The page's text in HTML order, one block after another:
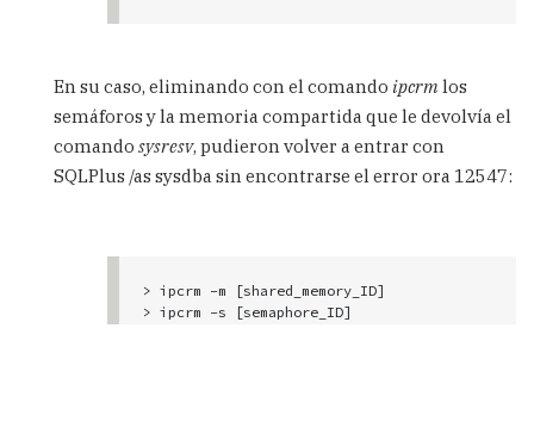
En su caso, eliminando con el comando ipcrmlos
semáforos y la memoria compartida que le devolvía el
comando sysresv, pudieron volver a entrar con
SQLPlus /as sysdba sin encontrarse el error ora 12547:
> ipcrm -m [shared_memory_ID]
> ipcrm -s [semaphore_ID]